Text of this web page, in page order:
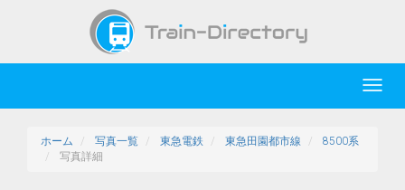
ホーム 写真一覧 東急電鉄 東急田園都市線
8500系
写真詳細